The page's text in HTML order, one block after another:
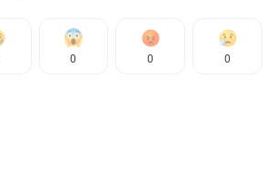
0 0 0